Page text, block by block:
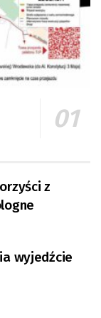
z
wyjedźcie